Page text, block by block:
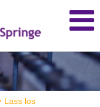
Lass los